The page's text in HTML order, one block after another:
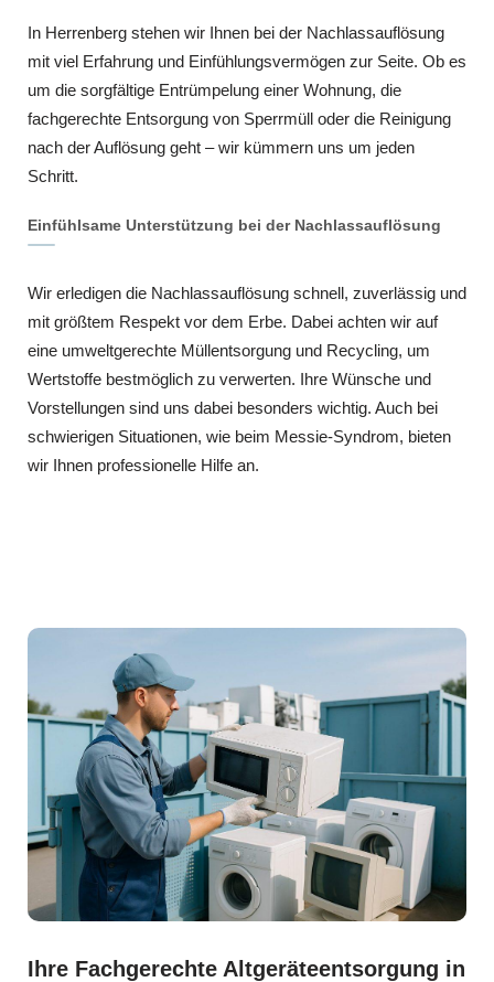
In Herrenberg stehen wir Ihnen bei der Nachlassauflösung
mit viel Erfahrung und Einfühlungsvermögen zur Seite. Ob es
um die sorgfältige Entrümpelung einer Wohnung, die
fachgerechte Entsorgung von Sperrmüll oder die Reinigung
nach der Auflösung geht – wir kümmern uns um jeden
Schritt.
Einfühlsame Unterstützung bei der Nachlassauflösung
Wir erledigen die Nachlassauflösung schnell, zuverlässig und
mit größtem Respekt vor dem Erbe. Dabei achten wir auf
eine umweltgerechte Müllentsorgung und Recycling, um
Wertstoffe bestmöglich zu verwerten. Ihre Wünsche und
Vorstellungen sind uns dabei besonders wichtig. Auch bei
schwierigen Situationen, wie beim Messie-Syndrom, bieten
wir Ihnen professionelle Hilfe an.
Ihre Fachgerechte Altgeräteentsorgung in